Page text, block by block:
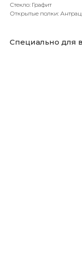
Стекло: Графит
Открытые полки:
Специально для